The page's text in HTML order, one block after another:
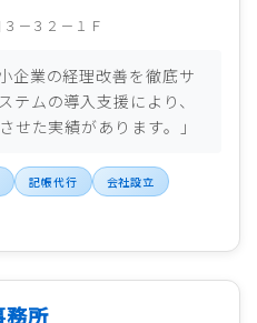
－３２－１Ｆ
企業の経理改善を徹底サ
テムの導入支援により、
せた実績があります。」
記帳代行 会社設立
務所